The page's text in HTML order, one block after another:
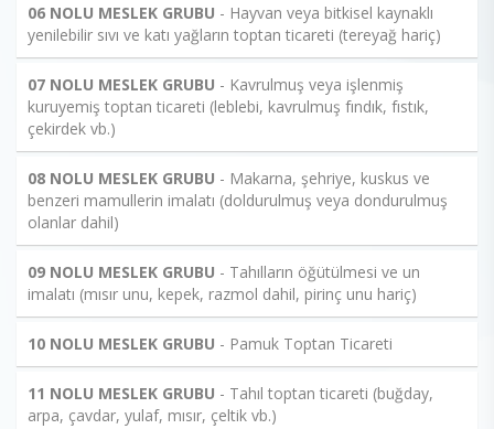
06 NOLU MESLEK GRUBU - Hayvan veya bitkisel kaynaklı
yenilebilir sıvı ve katı yağların toptan ticareti (tereyağ hariç)
07 NOLU MESLEK GRUBU - Kavrulmuş veya işlenmiş
kuruyemiş toptan ticareti (leblebi, kavrulmuş fındık, fıstık,
çekirdek vb.)
08 NOLU MESLEK GRUBU - Makarna, şehriye, kuskus ve
benzeri mamullerin imalatı (doldurulmuş veya dondurulmuş
olanlar dahil)
09 NOLU MESLEK GRUBU - Tahılların öğütülmesi ve un
imalatı (mısır unu, kepek, razmol dahil, pirinç unu hariç)
10 NOLU MESLEK GRUBU - Pamuk Toptan Ticareti
11 NOLU MESLEK GRUBU - Tahıl toptan ticareti (buğday,
arpa, çavdar, yulaf, mısır, çeltik vb.)